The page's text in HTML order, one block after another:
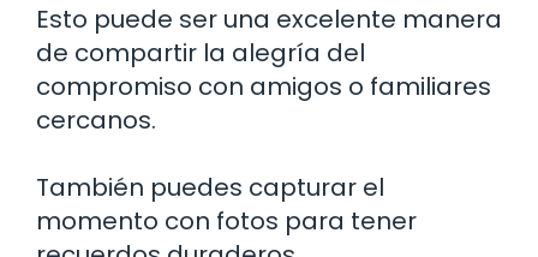
Esto puede ser una excelente manera
de compartir la alegría del
compromiso con amigos o familiares
cercanos.
También puedes capturar el
momento con fotos para tener